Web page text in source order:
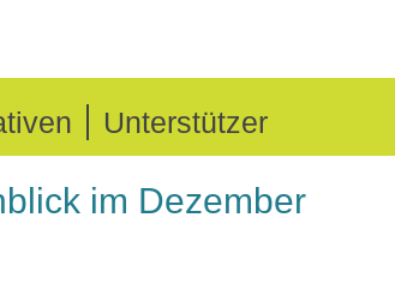
Unterstützer
im Dezember